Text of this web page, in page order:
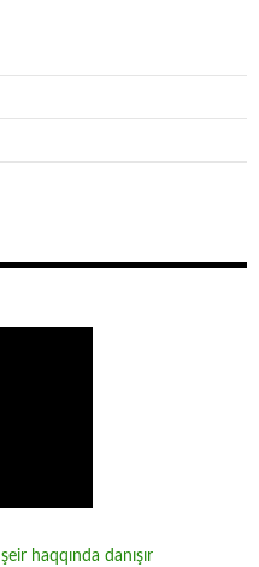
haqqında danışır